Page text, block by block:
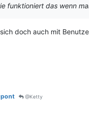
funktioniert das wenn
doch auch mit
@Ketty